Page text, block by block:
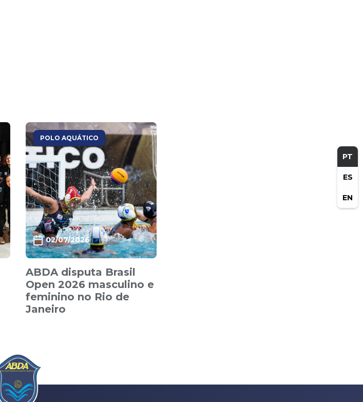
PT
ES
EN
POLO AQUÁTICO
02/07/2026
ABDA disputa Brasil
Open 2026 masculino e
feminino no Rio de
Janeiro